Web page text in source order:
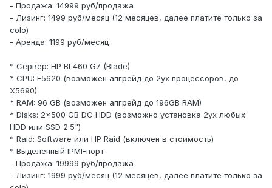
- Продажа: 14999 руб/продажа
- Лизинг: 1499 руб/месяц (12 месяцев, далее платите только за
colo)
- Аренда: 1199 руб/месяц
* Сервер: HP BL460 G7 (Blade)
* CPU: E5620 (возможен апгрейд до 2ух процессоров, до
X5690)
* RAM: 96 GB (возможен апгрейд до 196GB RAM)
* Disks: 2x500 GB DC HDD (возможно установка 2ух любых
HDD или SSD 2.5")
* Raid: Software или HP Raid (включен в стоимость)
* Выделенный IPMI-порт
- Продажа: 19999 руб/продажа
- Лизинг: 1999 руб/месяц (12 месяцев, далее платите только за